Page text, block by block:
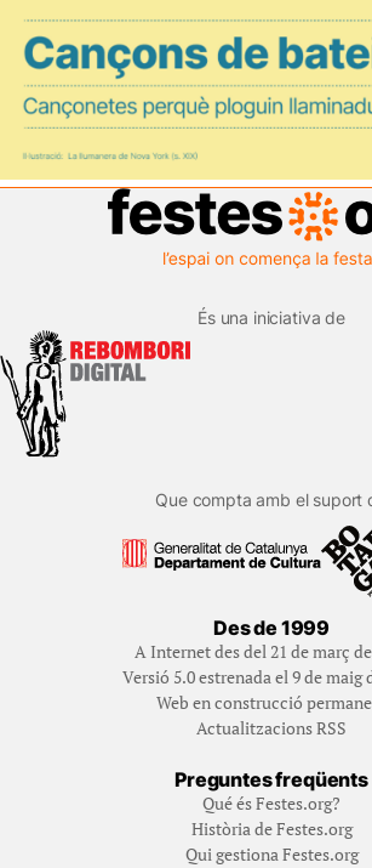
És una iniciativa de
Que compta amb el suport
Des de 1999
A Internet des del 21 de març
Versió 5.0 estrenada el 9 de maig
Web en construcció
Actualitzacions RSS
Preguntes freqüents
Qué és Festes.org?
Història de Festes.org
Qui gestiona Festes.org